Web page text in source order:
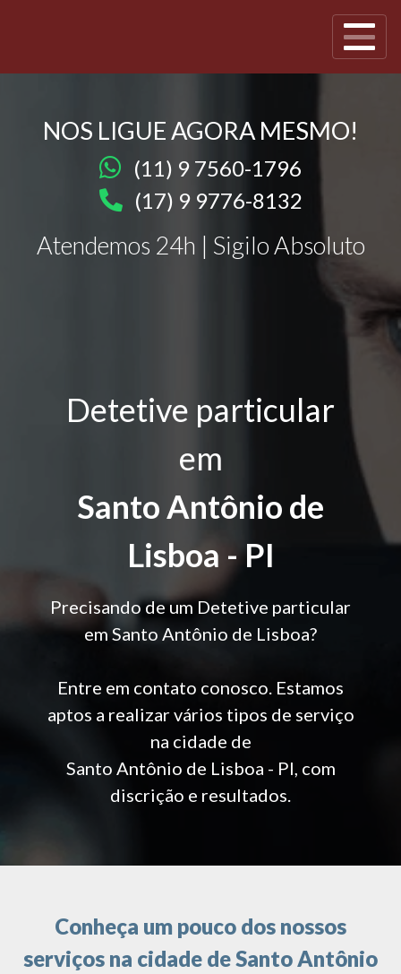
NOS LIGUE AGORA MESMO!
(11) 9 7560-1796
(17) 9 9776-8132
Atendemos 24h | Sigilo Absoluto
Detetive particular
em
Santo Antônio de
Lisboa - PI
Precisando de um Detetive particular
em Santo Antônio de Lisboa?
Entre em contato conosco. Estamos
aptos a realizar vários tipos de serviço
na cidade de
Santo Antônio de Lisboa - PI, com
discrição e resultados.
Conheça um pouco dos nossos
serviços na cidade de Santo Antônio